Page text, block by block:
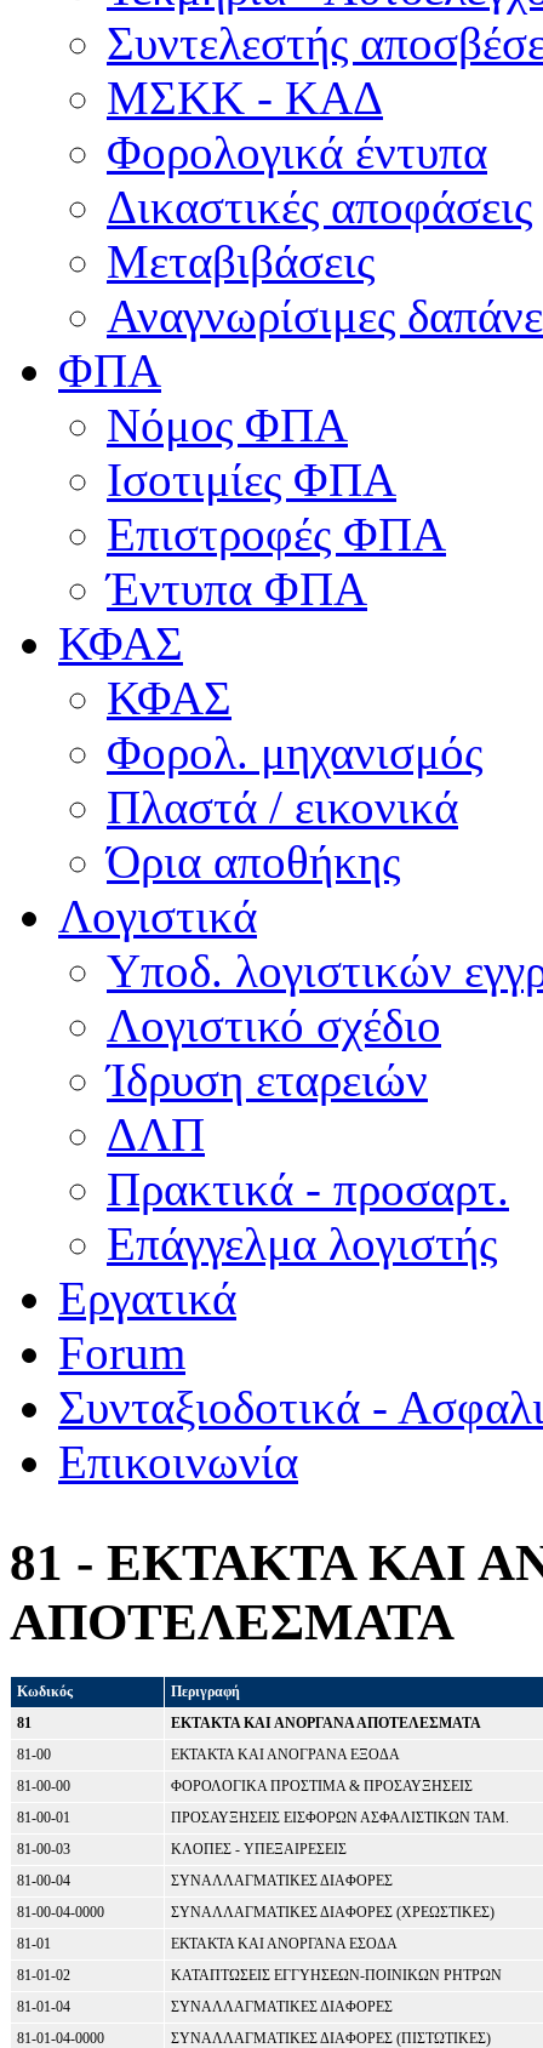
Συντελεστής
ΜΣKΚ - ΚΑΔ
Φορολογικά έντυπα
Δικαστικές αποφάσεις
Μεταβιβάσεις
Αναγνωρίσιμες
ΦΠΑ
Νόμος ΦΠΑ
Ισοτιμίες ΦΠΑ
Επιστροφές ΦΠΑ
Έντυπα ΦΠΑ
ΚΦΑΣ
ΚΦΑΣ
Φορολ. μηχανισμός
Πλαστά / εικονικά
Όρια αποθήκης
Λογιστικά
Υποδ. λογιστικών
Λογιστικό σχέδιο
Ίδρυση εταρειών
ΔΛΠ
Πρακτικά - προσαρτ.
Επάγγελμα λογιστής
Εργατικά
Forum
Συνταξιοδοτικά -
Επικοινωνία
81 - ΕΚΤΑΚΤΑ ΚΑΙ
ΑΠΟΤΕΛΕΣΜΑΤΑ
Κωδικός
Περιγραφή
81
ΕΚΤΑΚΤΑ ΚΑΙ ΑΝΟΡΓΑΝΑ ΑΠΟΤΕΛΕΣΜΑΤΑ
81-00
ΕΚΤΑΚΤΑ ΚΑΙ ΑΝΟΓΡΑΝΑ ΕΞΟΔΑ
81-00-00
ΦΟΡΟΛΟΓΙΚΑ ΠΡΟΣΤΙΜΑ & ΠΡΟΣΑΥΞΗΣΕΙΣ
81-00-01
ΠΡΟΣΑΥΞΗΣΕΙΣ ΕΙΣΦΟΡΩΝ ΑΣΦΑΛΙΣΤΙΚΩΝ ΤΑΜ.
81-00-03
ΚΛΟΠΕΣ - ΥΠΕΞΑΙΡΕΣΕΙΣ
81-00-04
ΣΥΝΑΛΛΑΓΜΑΤΙΚΕΣ ΔΙΑΦΟΡΕΣ
81-00-04-0000
ΣΥΝΑΛΛΑΓΜΑΤΙΚΕΣ ΔΙΑΦΟΡΕΣ (ΧΡΕΩΣΤΙΚΕΣ)
81-01
ΕΚΤΑΚΤΑ ΚΑΙ ΑΝΟΡΓΑΝΑ ΕΣΟΔΑ
81-01-02
ΚΑΤΑΠΤΩΣΕΙΣ ΕΓΓΥΗΣΕΩΝ-ΠΟΙΝΙΚΩΝ ΡΗΤΡΩΝ
81-01-04
ΣΥΝΑΛΛΑΓΜΑΤΙΚΕΣ ΔΙΑΦΟΡΕΣ
81-01-04-0000
ΣΥΝΑΛΛΑΓΜΑΤΙΚΕΣ ΔΙΑΦΟΡΕΣ (ΠΙΣΤΩΤΙΚΕΣ)